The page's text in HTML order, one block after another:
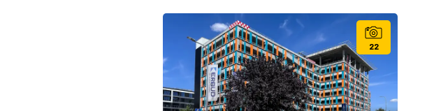
22